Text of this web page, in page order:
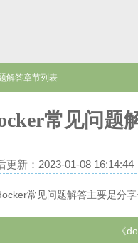
解答章节列表
常见问题
更新：2023-01-08 16:14:44
常见问题解答主要是分
《